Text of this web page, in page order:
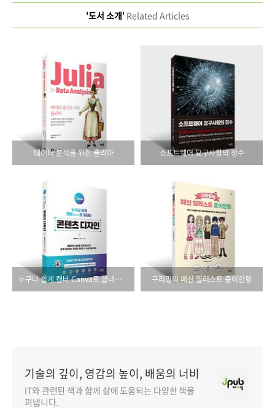
'도서 소개'Related Articles
데이터 분석을 위한 줄리아 소프트웨어 요구사항의 정수
누구나 쉽게 캔바 Canva로 끝내는 콘텐츠 디자인 구리밍의 패션 일러스트 종이인형
기술의 깊이, 영감의 높이, 배움의 너비
IT와 관련된 책과 함께 삶에 도움되는 다양한 책을
펴냅니다.